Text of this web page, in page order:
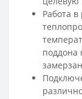
Работа
поддона